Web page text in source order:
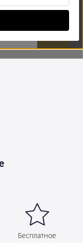
Бесплатное